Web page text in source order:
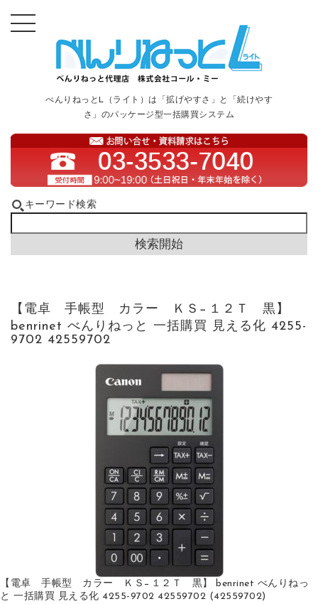
べんりねっとL（ライト）は「拡げやすさ」と「続けやす
さ」のパッケージ型一括購買システム
キーワード検索
【電卓 手帳型 カラー ＫＳ−１２Ｔ 黒】
benrinet べんりねっと 一括購買 見える化 4255-
9702 42559702
【電卓 手帳型 カラー ＫＳ−１２Ｔ 黒】 benrinet べんりねっ
と 一括購買 見える化 4255-9702 42559702 (42559702)